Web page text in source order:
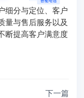
细分与定位、客户
量与售后服务以及
断提高客户满意度
下一篇